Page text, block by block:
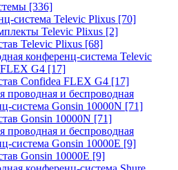
[336]
система Televic Plixus [70]
Televic Plixus [2]
Televic Plixus [68]
конференц-система Televic
G4 [17]
Confidea FLEX G4 [17]
проводная и беспроводная
система Gonsin 10000N [71]
Gonsin 10000N [71]
проводная и беспроводная
система Gonsin 10000E [9]
Gonsin 10000E [9]